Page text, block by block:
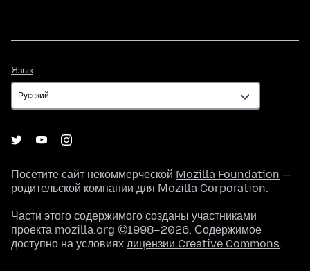
Язык
Посетите сайт некоммерческой Mozilla Foundation —
родительской компании для Mozilla Corporation.
Части этого содержимого созданы участниками
проекта mozilla.org ©1998–2026. Содержимое
доступно на условиях лицензии Creative Commons.